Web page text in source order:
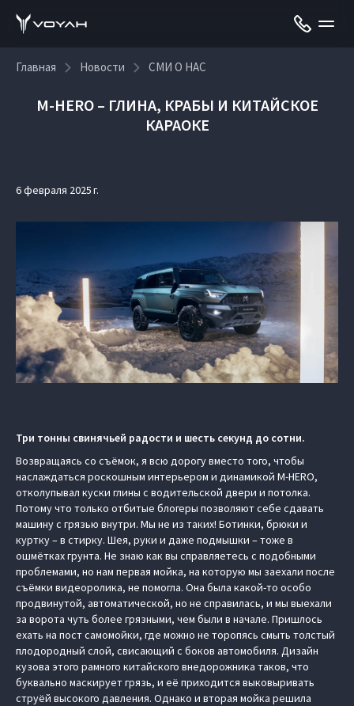
Главная Новости СМИ О НАС
M-HERO – ГЛИНА, КРАБЫ И КИТАЙСКОЕ
КАРАОКЕ
6 февраля 2025 г.
Три тонны свинячьей радости и шесть секунд до сотни.
Возвращаясь со съёмок, я всю дорогу вместо того, чтобы
наслаждаться роскошным интерьером и динамикой M‑HERO,
отколупывал куски глины с водительской двери и потолка.
Потому что только отбитые блогеры позволяют себе сдавать
машину с грязью внутри. Мы не из таких! Ботинки, брюки и
куртку – в стирку. Шея, руки и даже подмышки – тоже в
ошмётках грунта. Не знаю как вы справляетесь с подобными
проблемами, но нам первая мойка, на которую мы заехали после
съёмки видеоролика, не помогла. Она была какой-то особо
продвинутой, автоматической, но не справилась, и мы выехали
за ворота чуть более грязными, чем были в начале. Пришлось
ехать на пост самомойки, где можно не торопясь смыть толстый
плодородный слой, свисающий с боков автомобиля. Дизайн
кузова этого рамного китайского внедорожника таков, что
буквально маскирует грязь, и её приходится выковыривать
струёй высокого давления. Однако и вторая мойка решила